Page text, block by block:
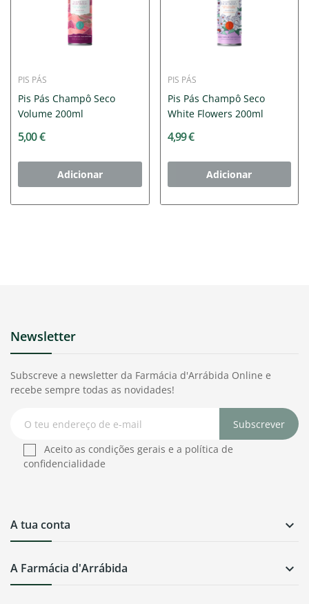
PIS PÁS
Pis Pás Champô Seco
Volume 200ml
5,00 €
Adicionar
PIS PÁS
Pis Pás Champô Seco
White Flowers 200ml
4,99 €
Adicionar
A Farmácia d'Arrábida 
A tua conta 
Newsletter
Subscreve a newsletter da Farmácia d'Arrábida Online e
recebe sempre todas as novidades!
Subscrever
Aceito as condições gerais e a política de
confidencialidade